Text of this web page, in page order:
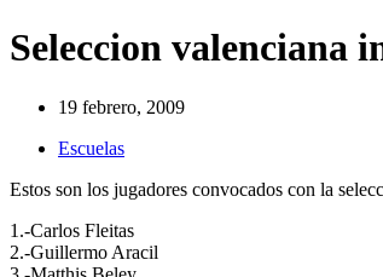
Seleccion valenciana
19 febrero, 2009
Escuelas
Estos son los jugadores convocados con la
1.-Carlos Fleitas
2.-Guillermo Aracil